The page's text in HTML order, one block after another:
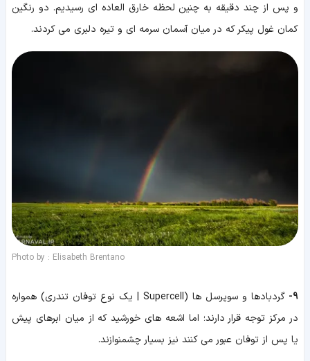
و پس از چند دقیقه به چنین لحظه خارق العاده ای رسیدیم. دو رنگین
کمان غول پیکر که در میان آسمان سرمه ای و تیره دلبری می کردند.
Photo by : Elisabeth Brentano
9-
گردبادها و سوپرسل ها (Supercell | یک نوع توفان تندری) همواره
در مرکز توجه قرار دارند؛ اما اشعه های خورشید که از میان ابرهای پیش
یا پس از توفان عبور می کنند نیز بسیار چشمنوازند.